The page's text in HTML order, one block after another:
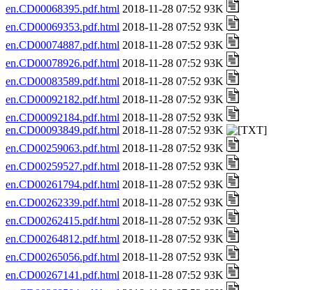
en.CD00068395.pdf.html 2018-11-28 07:52 93K
en.CD00069353.pdf.html 2018-11-28 07:52 93K
en.CD00074887.pdf.html 2018-11-28 07:52 93K
en.CD00078926.pdf.html 2018-11-28 07:52 93K
en.CD00083589.pdf.html 2018-11-28 07:52 93K
en.CD00092182.pdf.html 2018-11-28 07:52 93K
en.CD00092184.pdf.html 2018-11-28 07:52 93K
en.CD00093849.pdf.html 2018-11-28 07:52 93K
en.CD00259063.pdf.html 2018-11-28 07:52 93K
en.CD00259527.pdf.html 2018-11-28 07:52 93K
en.CD00261794.pdf.html 2018-11-28 07:52 93K
en.CD00262339.pdf.html 2018-11-28 07:52 93K
en.CD00262415.pdf.html 2018-11-28 07:52 93K
en.CD00264812.pdf.html 2018-11-28 07:52 93K
en.CD00265056.pdf.html 2018-11-28 07:52 93K
en.CD00267141.pdf.html 2018-11-28 07:52 93K